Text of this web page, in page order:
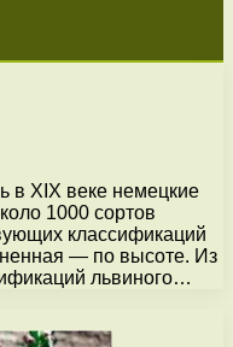
в XIX веке немецкие
1000 сортов
классификаций
— по высоте. Из
львиного…